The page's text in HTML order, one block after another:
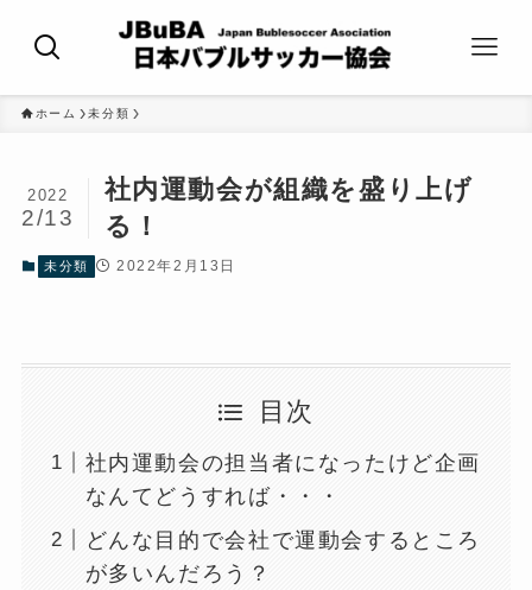
ホーム 未分類
社内運動会が組織を盛り上げ
る！
2022
2/13
未分類 2022年2月13日
目次
社内運動会の担当者になったけど企画
なんてどうすれば・・・
どんな目的で会社で運動会するところ
が多いんだろう？